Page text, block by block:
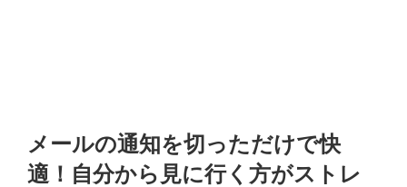
メールの通知を切っただけで快
適！自分から見に行く方がストレ